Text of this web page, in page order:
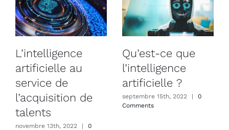
L’intelligence
artificielle au
service de
l’acquisition de
talents
novembre 13th, 2022 |
0
Qu’est-ce que
l’intelligence
artificielle ?
septembre 15th, 2022 |
0
Comments